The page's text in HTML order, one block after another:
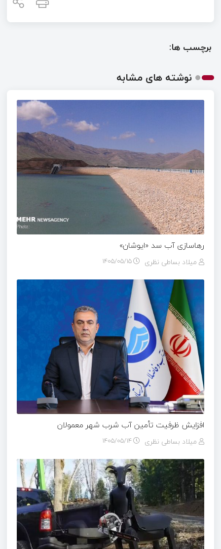
برچسب ها:
نوشته های مشابه
رهاسازی آب سد «ایوشان»
میلاد بساطی نظری ۱۴۰۵/۰۵/۱۵
افزایش ظرفیت تأمین آب شرب شهر معمولان
میلاد بساطی نظری ۱۴۰۵/۰۵/۱۴